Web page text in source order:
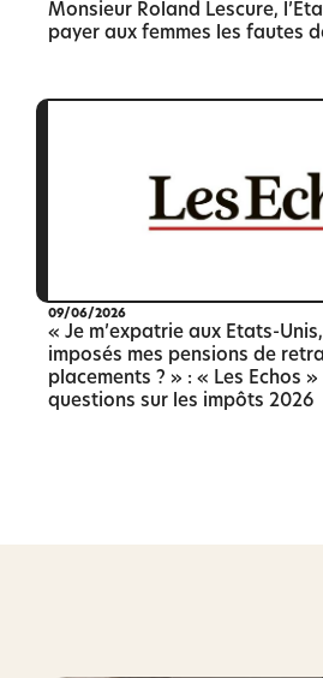
Monsieur Roland Lescure,
payer aux femmes les fautes
09/06/2026
« Je m’expatrie aux Etats-
imposés mes pensions de
placements ? » : « Les Echos
questions sur les impôts 2026